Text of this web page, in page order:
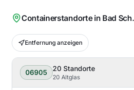
Containerstandorte in Bad Schmiedeberg
Entfernung anzeigen
06905 20 Standorte
20 Altglas